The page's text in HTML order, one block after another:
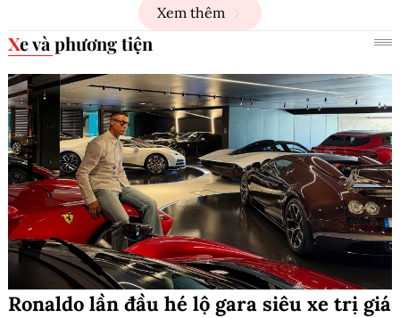
Xem thêm
Xe và phương tiện
Ronaldo lần đầu hé lộ gara siêu xe trị giá